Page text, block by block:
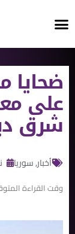
على
شرق
أخبار,سوريا
وقت القراءة